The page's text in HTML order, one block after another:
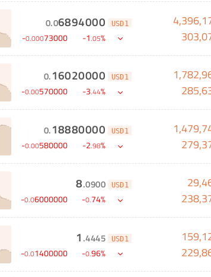
0.06894000 USD1
-0.00073000 -1.05%
0.16020000 USD1
-0.00570000 -3.44%
0.18880000 USD1
-0.00580000 -2.98%
8.0900 USD1
-0.06000000 -0.74%
1 .4445 USD1
-0.01400000 -0.96%